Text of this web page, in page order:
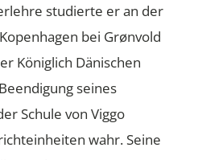
studierte er an der
bei Grønvold
Königlich Dänischen
seines
Schule von Viggo
wahr. Seine